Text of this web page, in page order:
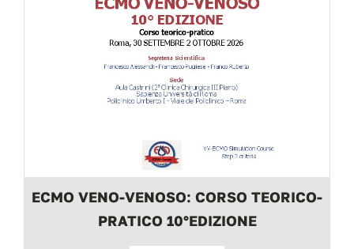
ECMO VENO-VENOSO: CORSO TEORICO-
PRATICO 10°EDIZIONE